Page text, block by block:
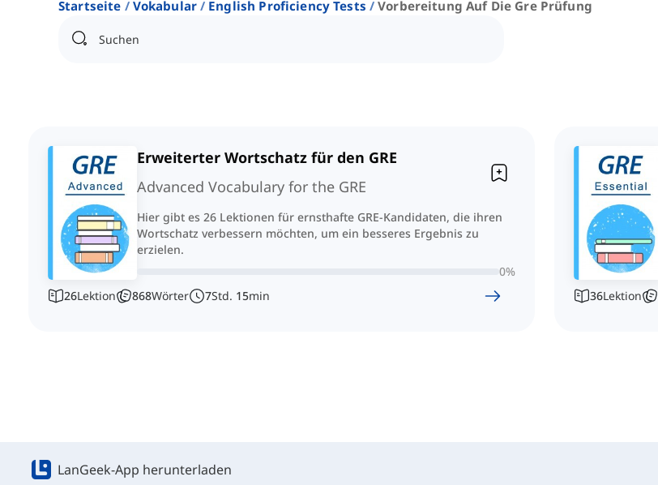
Startseite Vokabular English Proficiency Tests Vorbereitung Auf Die Gre Prüfung
Erweiterter Wortschatz für den GRE
Advanced Vocabulary for the GRE
Hier gibt es 26 Lektionen für ernsthafte GRE-Kandidaten, die ihren
Wortschatz verbessern möchten, um ein besseres Ergebnis zu
erzielen.
0%
26Lektion 868Wörter 7Std. 15min
36Lektion
LanGeek-App herunterladen